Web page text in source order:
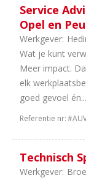
Service
Opel en
Werkgever:
Wat je kunt
Meer impact.
elk
goed gevoel én...
Referentie nr:
Technisch
Werkgever: